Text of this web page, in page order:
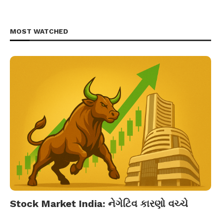
MOST WATCHED
Stock Market India: નેગેટિવ કારણો વચ્ચે